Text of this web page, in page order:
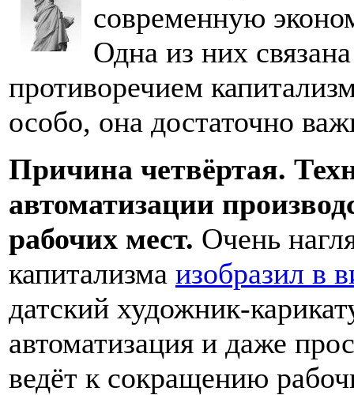
современную
Одна из них
противоречием
особо, она достаточно
Причина четвёртая.
автоматизации
рабочих мест. Очень
капитализма изобразил в
датский художник-
автоматизация и даже
ведёт к сокращению